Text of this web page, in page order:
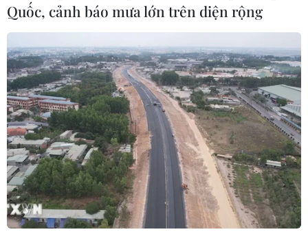
Ukraine. Theo nguồn tin trên, động thái này có
định mục tiêu tấn công của quân đội Ukraine./.
Mỹ "đã chấm dứt hoàn
toàn" việc chia sẻ thông
tin tình báo với Ukraine
Theo các quan chức thạo tin, việc
Mỹ chấm dứt chia sẻ thông tin tình
báo với Ukraine có thể ảnh hưởng
nghiêm trọng đến khả năng tấn
Quốc, cảnh báo mưa lớn trên diện rộng